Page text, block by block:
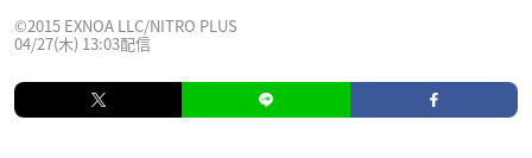
©2015 EXNOA LLC/NITRO PLUS
04/27(木) 13:03配信